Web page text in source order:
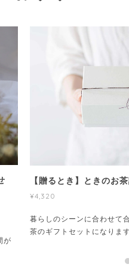
が
【贈るとき】ときのお
¥4,320
暮らしのシーンに合わせて
茶のギフトセットになります